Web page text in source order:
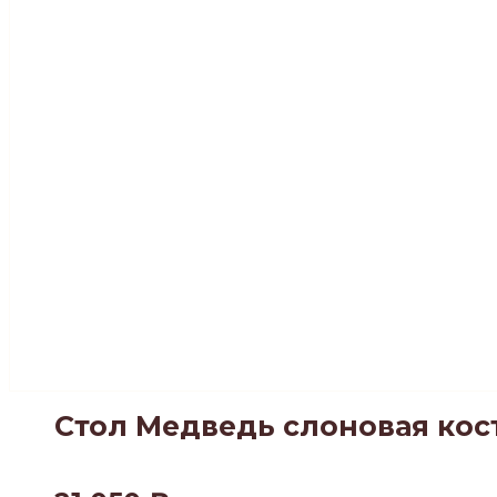
Стол Медведь слоновая